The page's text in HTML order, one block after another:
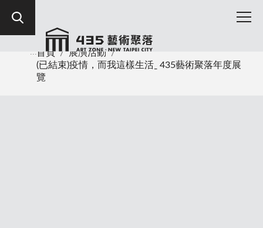
首頁 / 展演活動 /
(已結束)疫情，而我這樣生活ˍ 435藝術聚落年度展
覽